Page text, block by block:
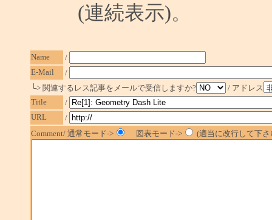
(連続表示)。
Name
/
E-Mail
/
└> 関連するレス記事をメールで受信しますか?
/ アドレス
Title
/
URL
/
Comment/ 通常モード->
図表モード-> (適当に改行して下